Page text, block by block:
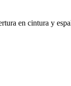
en cintura y